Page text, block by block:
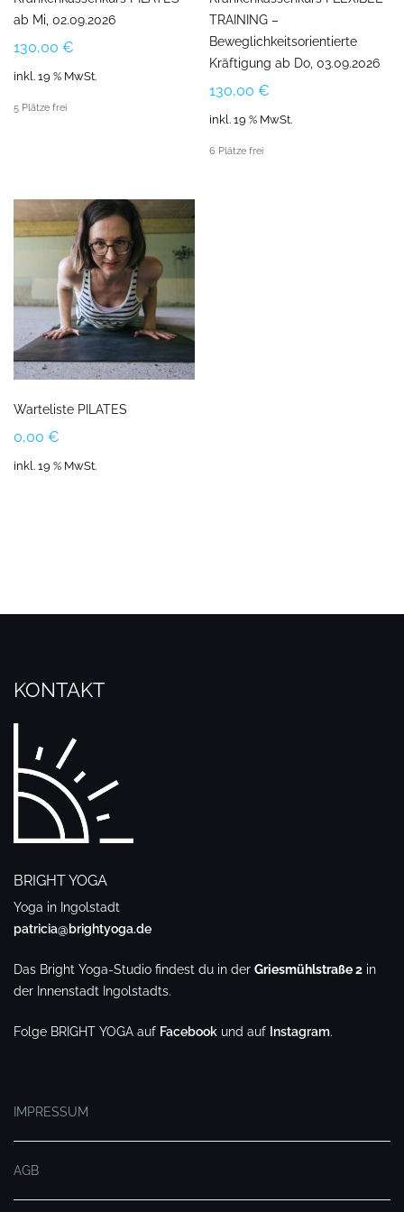
ab Mi, 02.09.2026
130,00 €
inkl. 19 % MwSt.
5 Plätze frei
TRAINING –
Beweglichkeitsorientierte
Kräftigung ab Do, 03.09.2026
130,00€
inkl. 19 % MwSt.
6 Plätze frei
Warteliste PILATES
0,00 €
inkl. 19 % MwSt.
KONTAKT
BRIGHT YOGA
Yoga in Ingolstadt
patricia@brightyoga.de
Das Bright Yoga-Studio findest du in der Griesmühlstraße 2 in
der Innenstadt Ingolstadts.
Folge BRIGHT YOGA auf Facebook und auf Instagram.
IMPRESSUM
AGB